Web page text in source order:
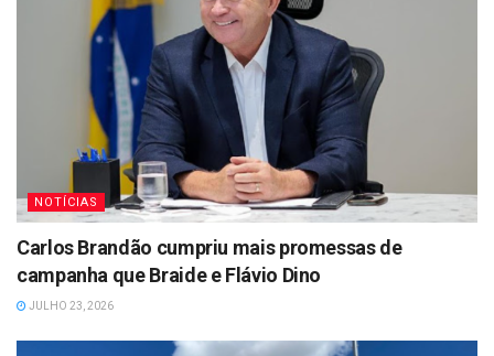
NOTÍCIAS
Carlos Brandão cumpriu mais promessas de
campanha que Braide e Flávio Dino
JULHO 23, 2026